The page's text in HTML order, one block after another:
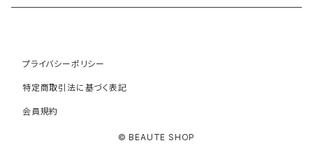
コモデックス
ニュアンス
NOTBAM
FULVO VITA（フルヴォヴィータ）
ニキビ
ニキビ跡・クレーター
美容液
デイクリーム
プライバシーポリシー
特定商取引法に基づく表記
会員規約
© BEAUTE SHOP